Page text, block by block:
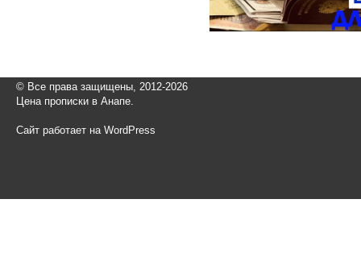
© Все права защищены, 2012-2026
Цена прописки в Анапе.
Сайт работает на WordPress